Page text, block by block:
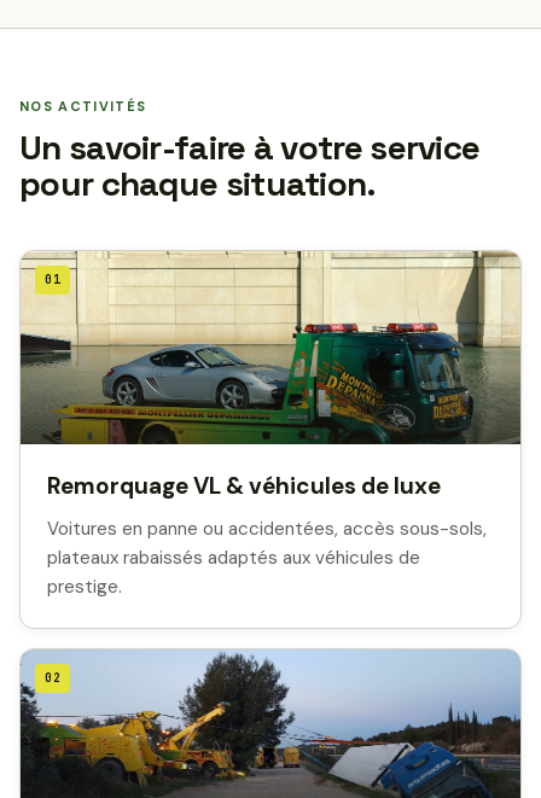
NOS ACTIVITÉS
Un savoir-faire à votre service
pour chaque situation.
01
Remorquage VL & véhicules de luxe
Voitures en panne ou accidentées, accès sous-sols,
plateaux rabaissés adaptés aux véhicules de
prestige.
02